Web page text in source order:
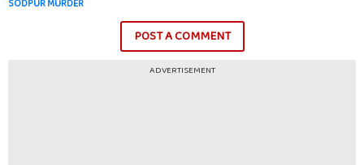
SODPUR MURDER
POST A COMMENT
ADVERTISEMENT